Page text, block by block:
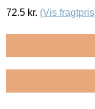
72.5 kr. (Vis